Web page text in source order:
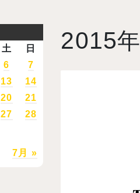
2015年
土 日
7月 »
6
7
13
14
20
21
27
28